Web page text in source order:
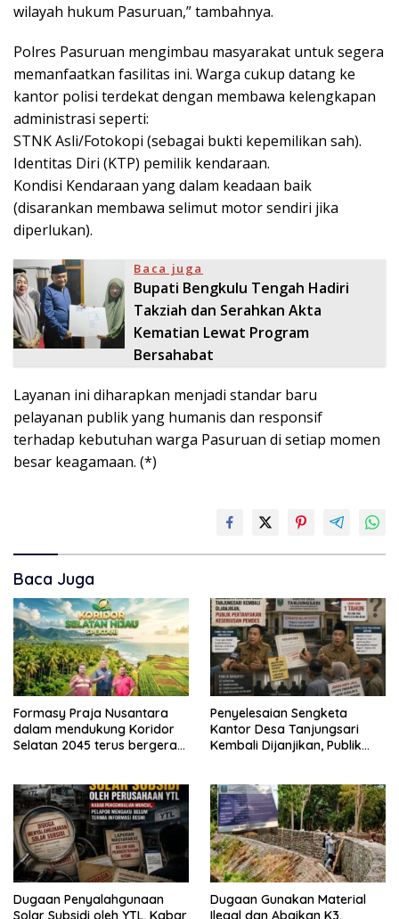
wilayah hukum Pasuruan,” tambahnya.
Polres Pasuruan mengimbau masyarakat untuk segera
memanfaatkan fasilitas ini. Warga cukup datang ke
kantor polisi terdekat dengan membawa kelengkapan
administrasi seperti:
STNK Asli/Fotokopi (sebagai bukti kepemilikan sah).
Identitas Diri (KTP) pemilik kendaraan.
Kondisi Kendaraan yang dalam keadaan baik
(disarankan membawa selimut motor sendiri jika
diperlukan).
Baca juga
Bupati Bengkulu Tengah Hadiri
Takziah dan Serahkan Akta
Kematian Lewat Program
Bersahabat
Layanan ini diharapkan menjadi standar baru
pelayanan publik yang humanis dan responsif
terhadap kebutuhan warga Pasuruan di setiap momen
besar keagamaan. (*)
Baca Juga
Formasy Praja Nusantara
dalam mendukung Koridor
Selatan 2045 terus bergerak
dengan SPEKTANI
Penyelesaian Sengketa
Kantor Desa Tanjungsari
Kembali Dijanjikan, Publik
Dugaan Penyalahgunaan
Dugaan Gunakan Material